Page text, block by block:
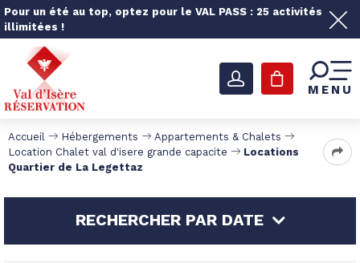
Pour un été au top, optez pour le VAL PASS : 25 activités
illimitées !
MENU
Accueil Hébergements
Appartements & Chalets
Location Chalet val d'isere grande capacite
Locations
Quartier de La Legettaz
RECHERCHER PAR DATE